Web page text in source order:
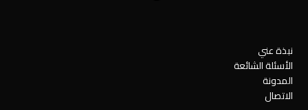
نبذة عني
الأسئلة الشائعة
المدونة
الاتصال